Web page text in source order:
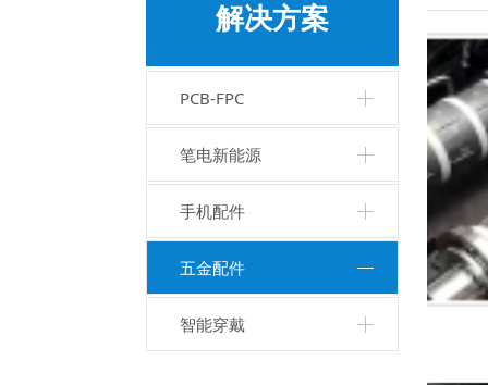
解决方案
PCB-FPC
笔电新能源
手机配件
五金配件
智能穿戴